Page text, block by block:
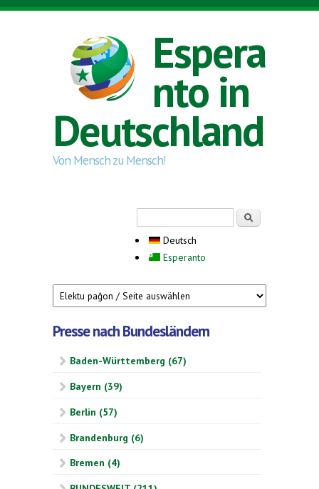
Direkt zum Inhalt
Espera
nto in
Deutschland
Von Mensch zu Mensch!
Deutsch
Esperanto
Presse nach Bundesländern
Baden-Württemberg (67)
Bayern (39)
Berlin (57)
Brandenburg (6)
Bremen (4)